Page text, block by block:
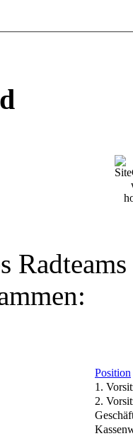
Position
1.
2.